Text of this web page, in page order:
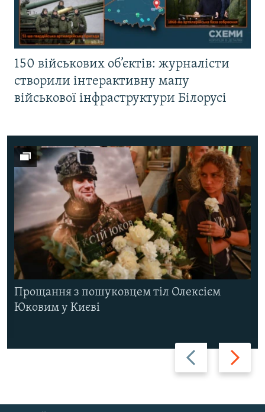
150 військових об’єктів: журналісти
створили інтерактивну мапу
військової інфраструктури Білорусі
Назад Вперед
Прощання з пошуковцем тіл Олексієм
Юковим у Києві